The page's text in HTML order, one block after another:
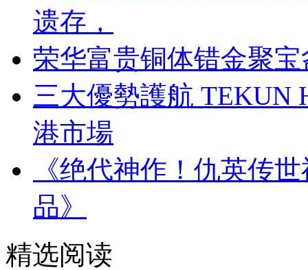
遗存，
荣华富贵铜体错金聚
三大優勢護航 TEKUN
港市場
《绝代神作！仇英传
品》
精选阅读